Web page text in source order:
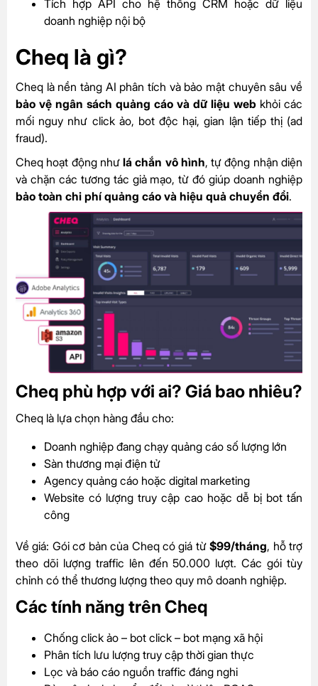
Tích hợp API cho hệ thống CRM hoặc dữ liệu
doanh nghiệp nội bộ
Cheq là gì?
Cheq là nền tảng AI phân tích và bảo mật chuyên sâu về
bảo vệ ngân sách quảng cáo và dữ liệu web khỏi các
mối nguy như click ảo, bot độc hại, gian lận tiếp thị (ad
fraud).
Cheq hoạt động nhưlá chắn vô hình, tự động nhận diện
và chặn các tương tác giả mạo, từ đó giúp doanh nghiệp
bảo toàn chi phí quảng cáo và hiệu quả chuyển đổi.
Cheq phù hợp với ai? Giá bao nhiêu?
Cheq là lựa chọn hàng đầu cho:
Doanh nghiệp đang chạy quảng cáo số lượng lớn
Sàn thương mại điện tử
Agency quảng cáo hoặc digital marketing
Website có lượng truy cập cao hoặc dễ bị bot tấn
công
Về giá: Gói cơ bản của Cheq có giá từ$99/tháng, hỗ trợ
theo dõi lượng traffic lên đến 50.000 lượt. Các gói tùy
chỉnh có thể thương lượng theo quy mô doanh nghiệp.
Các tính năng trên Cheq
Chống click ảo – bot click – bot mạng xã hội
Phân tích lưu lượng truy cập thời gian thực
Lọc và báo cáo nguồn traffic đáng nghi